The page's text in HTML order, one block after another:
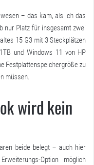
– das kam, als ich das
nur Platz für insgesamt zwei
15 G3 mit 3 Steckplätzen
und Windows 11 von HP
Festplattenspeichergröße zu
müssen.
wird kein
beide belegt – auch hier
Option möglich